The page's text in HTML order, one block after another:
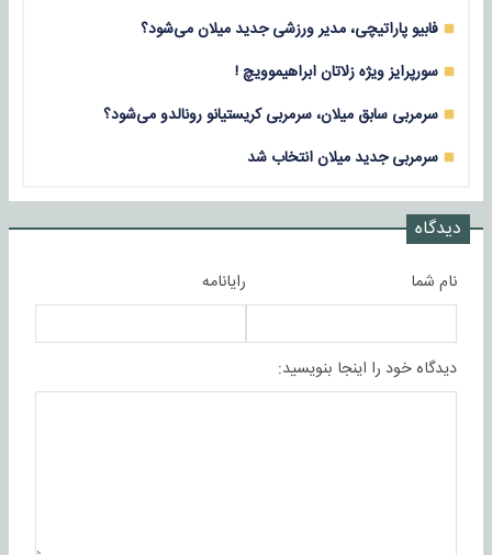
فابیو پاراتیچی، مدیر ورزشی جدید میلان می‌شود؟
سورپرایز ویژه زلاتان ابراهیموویچ !
سرمربی سابق میلان، سرمربی کریستیانو رونالدو می‌شود؟
سرمربی جدید میلان انتخاب شد
دیدگاه
نام شما رایانامه
دیدگاه خود را اینجا بنویسید: